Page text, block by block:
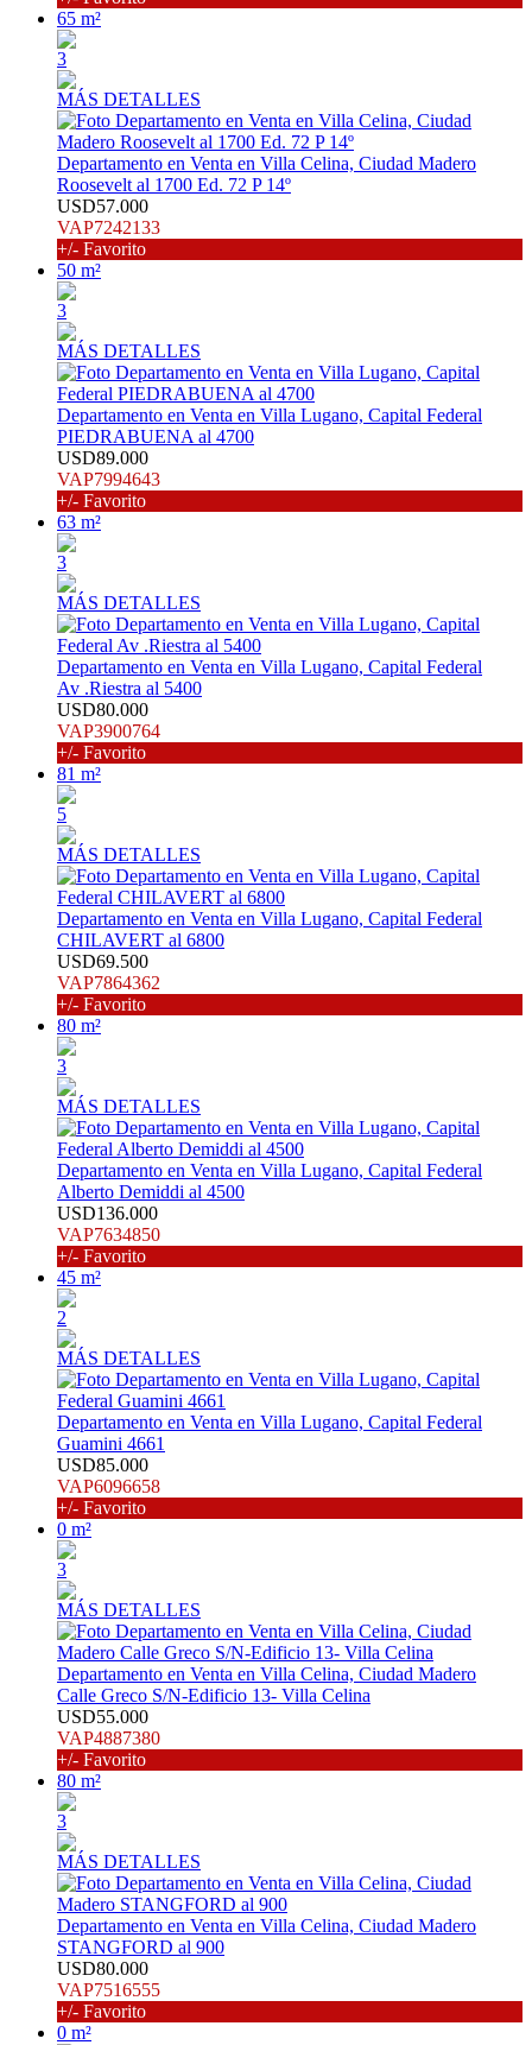
65 m²
3
MÁS DETALLES
Departamento en Venta en Villa Celina, Ciudad Madero
Roosevelt al 1700 Ed. 72 P 14º
USD57.000
VAP7242133
+/- Favorito
50 m²
3
MÁS DETALLES
Departamento en Venta en Villa Lugano, Capital Federal
PIEDRABUENA al 4700
USD89.000
VAP7994643
+/- Favorito
63 m²
3
MÁS DETALLES
Departamento en Venta en Villa Lugano, Capital Federal
Av .Riestra al 5400
USD80.000
VAP3900764
+/- Favorito
81 m²
5
MÁS DETALLES
Departamento en Venta en Villa Lugano, Capital Federal
CHILAVERT al 6800
USD69.500
VAP7864362
+/- Favorito
80 m²
3
MÁS DETALLES
Departamento en Venta en Villa Lugano, Capital Federal
Alberto Demiddi al 4500
USD136.000
VAP7634850
+/- Favorito
45 m²
2
MÁS DETALLES
Departamento en Venta en Villa Lugano, Capital Federal
Guamini 4661
USD85.000
VAP6096658
+/- Favorito
0 m²
3
MÁS DETALLES
Departamento en Venta en Villa Celina, Ciudad Madero
Calle Greco S/N-Edificio 13- Villa Celina
USD55.000
VAP4887380
+/- Favorito
80 m²
3
MÁS DETALLES
Departamento en Venta en Villa Celina, Ciudad Madero
STANGFORD al 900
USD80.000
VAP7516555
+/- Favorito
0 m²